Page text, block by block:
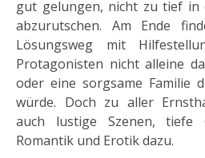
gut gelungen, nicht zu tief in
abzurutschen. Am Ende
Lösungsweg mit
Protagonisten nicht alleine
oder eine sorgsame Familie
würde. Doch zu aller
auch lustige Szenen, tiefe
Romantik und Erotik dazu.